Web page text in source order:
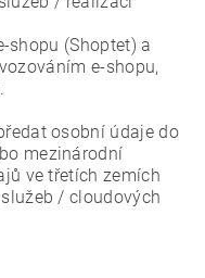
(Shoptet) a
e-shopu,
osobní údaje do
mezinárodní
ve třetích zemích
/ cloudových